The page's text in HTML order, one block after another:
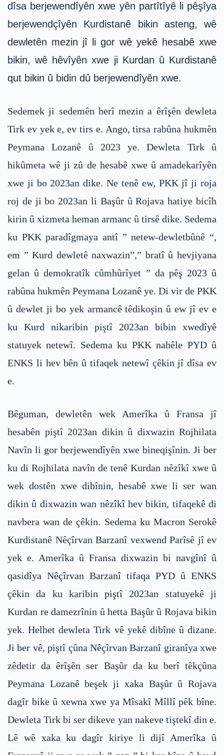
dîsa berjewendîyên xwe yên partîtîyê li pêşîya
berjewendçîyên Kurdistanê bikin asteng, wê
dewletên mezin jî li gor wê yekê hesabê xwe
bikin, wê hêvîyên xwe ji Kurdan û Kurdistanê
qut bikin û bidin dû berjewendîyên xwe.
Sedemek ji sedemên herî mezin a êrîşên dewleta
Tirk ev yek e, ev tirs e. Ango, tirsa rabûna hukmên
Peymana Lozanê û 2023 ye. Dewleta Tirk û
hikûmeta wê ji zû de hesabê xwe û amadekarîyên
xwe ji bo 2023an dike. Ne tenê ew, PKK jî ji roja
roj de ji bo 2023an li Başûr û Rojava hatiye bicîh
kirin û xizmeta heman armanc û tirsê dike. Sedema
ku PKK paradîgmaya antî ” netew-dewletbûnê “,
em ” Kurd dewletê naxwazin”,” bratî û hevjiyana
gelan û demokratîk cûmhûrîyet ” da pêş 2023 û
rabûna hukmên Peymana Lozanê ye. Di vir de PKK
û dewlet ji bo yek armancê têdikoşin û ew jî ev e
ku Kurd nikaribin piştî 2023an bibin xwedîyê
statuyek netewî. Sedema ku PKK nahêle PYD û
ENKS li hev bên û tifaqek netewî çêkin jî dîsa ev
e.
Bêguman, dewletên wek Amerîka û Fransa jî
hesabên piştî 2023an dikin û dixwazin Rojhilata
Navîn li gor berjewendîyên xwe bineqişînin. Ji ber
ku di Rojhilata navîn de tenê Kurdan nêzîkî xwe û
wek dostên xwe dibînin, hesabê xwe li ser wan
dikin û dixwazin wan nêzîkî hev bikin, tifaqekê di
navbera wan de çêkin. Sedema ku Macron Serokê
Kurdistanê Nêçîrvan Barzanî vexwend Parîsê jî ev
yek e. Amerîka û Fransa dixwazin bi navgînî û
qasidîya Nêçîrvan Barzanî tifaqa PYD û ENKS
çêkin da ku karibin piştî 2023an statuyekê ji
Kurdan re damezrînin û hetta Başûr û Rojava bikin
yek. Helbet dewleta Tirk vê yekê dibîne û dizane.
Ji ber vê, piştî çûna Nêçîrvan Barzanî giranîya xwe
zêdetir da êrîşên ser Başûr da ku berî têkçûna
Peymana Lozanê beşek ji xaka Başûr û Rojava
dagîr bike û xewna xwe ya Mîsakî Mîllî pêk bîne.
Dewleta Tirk bi ser dikeve yan nakeve tiştekî din e.
Lê wê xaka ku dagîr kiriye li dijî Amerîka û